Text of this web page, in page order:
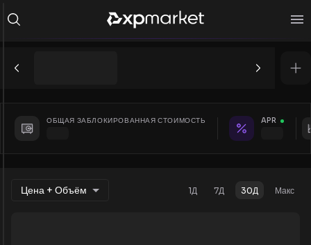
ОБЩАЯ ЗАБЛОКИРОВАННАЯ СТОИМОСТЬ APR
Цена + Объём 1Д 7Д 30Д Макс